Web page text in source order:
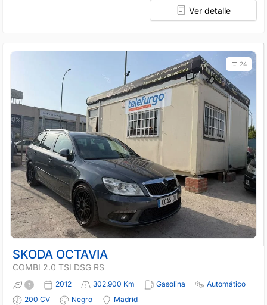
Ver detalle
24
SKODA OCTAVIA
COMBI 2.0 TSI DSG RS
2012 302.900 Km Gasolina
Automático
200 CV
Negro
Madrid